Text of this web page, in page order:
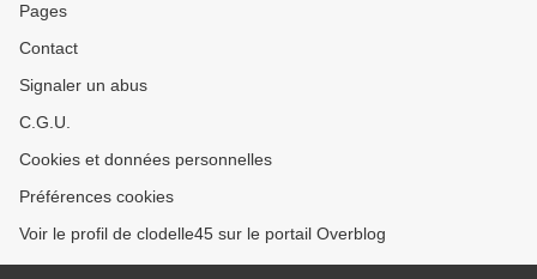
Pages
Contact
Signaler un abus
C.G.U.
Cookies et données personnelles
Préférences cookies
Voir le profil de clodelle45 sur le portail Overblog